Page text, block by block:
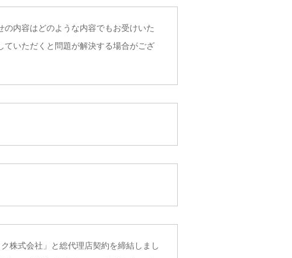
内容はどのような内容でもお受けいた
ていただくと問題が解決する場合がござ
式会社」と総代理店契約を締結しまし